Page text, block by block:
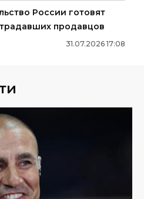
России готовят
продавцов
31.07.2026 17:08